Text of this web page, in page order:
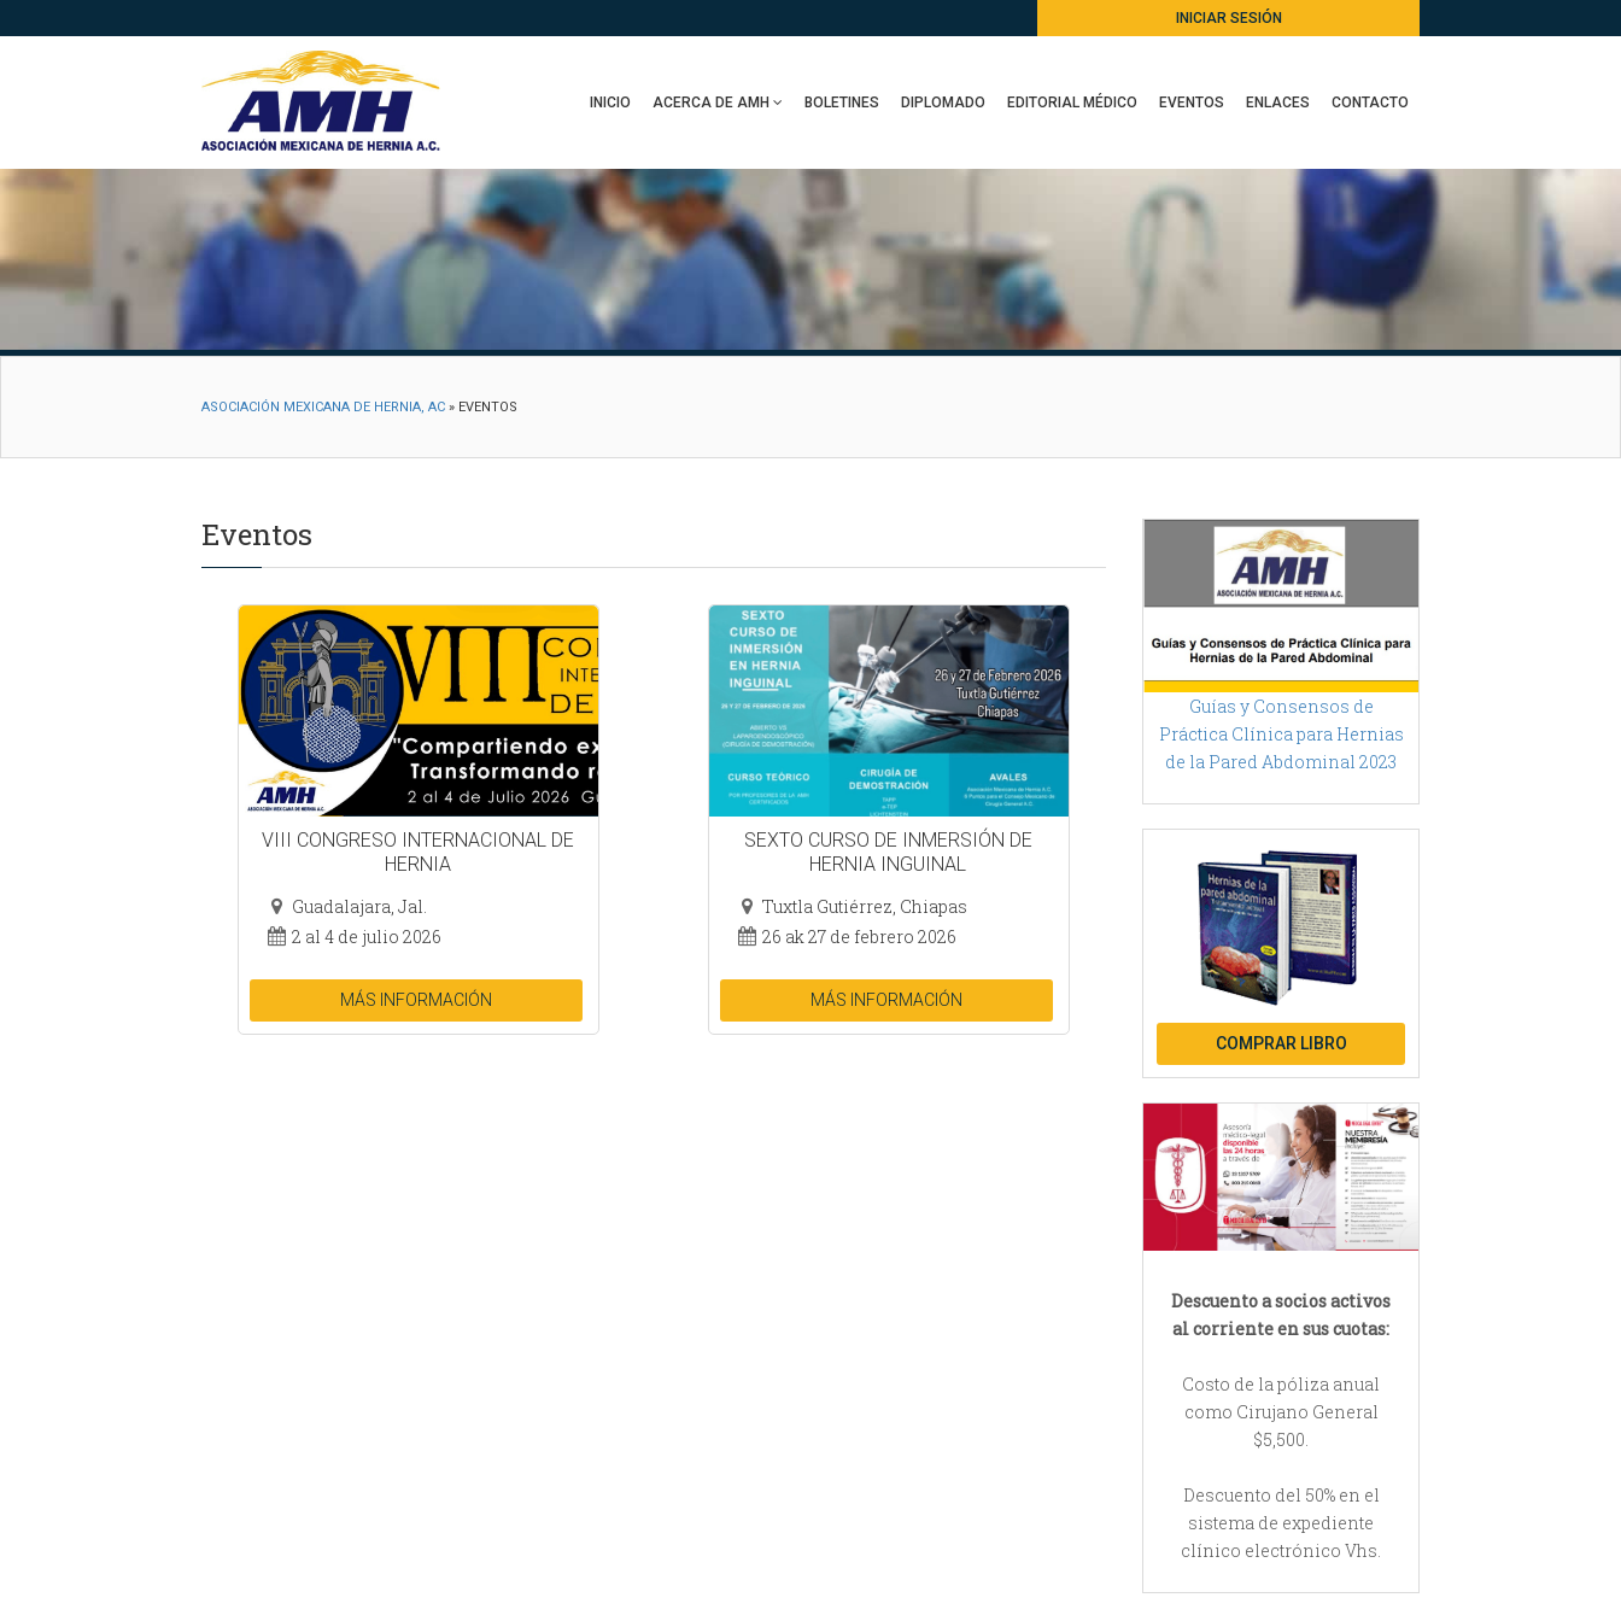
INICIAR SESIÓN
INICIO ACERCA DE AMH BOLETINES DIPLOMADO EDITORIAL MÉDICO EVENTOS ENLACES CONTACTO
ASOCIACIÓN MEXICANA DE HERNIA, AC » EVENTOS
Eventos
VIII CONGRESO INTERNACIONAL DE
HERNIA
Guadalajara, Jal.
2 al 4 de julio 2026
MÁS INFORMACIÓN
SEXTO CURSO DE INMERSIÓN DE
HERNIA INGUINAL
Tuxtla Gutiérrez, Chiapas
26 ak 27 de febrero 2026
MÁS INFORMACIÓN
Guías y Consensos de
Práctica Clínica para Hernias
de la Pared Abdominal 2023
COMPRAR LIBRO
Descuento a socios activos
al corriente en sus cuotas:
Costo de la póliza anual
como Cirujano General
$5,500.
Descuento del 50% en el
sistema de expediente
clínico electrónico Vhs.